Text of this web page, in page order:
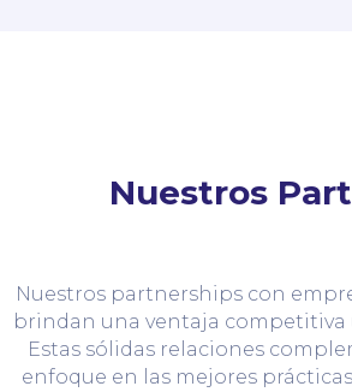
Nuestros
Nuestros partnerships con
brindan una ventaja competitiva
Estas sólidas relaciones
enfoque en las mejores